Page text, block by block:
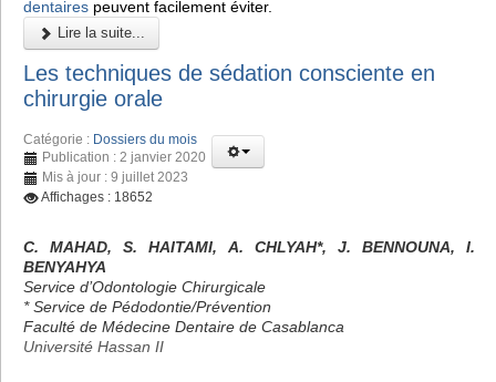
dentaires peuvent facilement éviter.
Lire la suite...
Les techniques de sédation consciente en
chirurgie orale
Catégorie : Dossiers du mois
Publication : 2 janvier 2020
Mis à jour : 9 juillet 2023
Affichages : 18652
C. MAHAD, S. HAITAMI, A. CHLYAH*, J. BENNOUNA, I.
BENYAHYA
Service d’Odontologie Chirurgicale
* Service de Pédodontie/Prévention
Faculté de Médecine Dentaire de Casablanca
Université Hassan II